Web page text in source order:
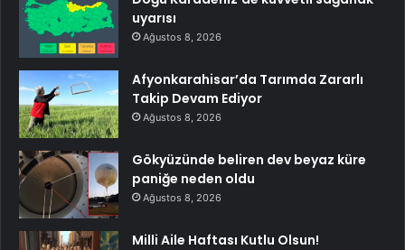
uyarısı
Ağustos 8, 2026
Afyonkarahisar’da Tarımda Zararlı
Takip Devam Ediyor
Ağustos 8, 2026
Gökyüzünde beliren dev beyaz küre
paniğe neden oldu
Ağustos 8, 2026
Milli Aile Haftası Kutlu Olsun!